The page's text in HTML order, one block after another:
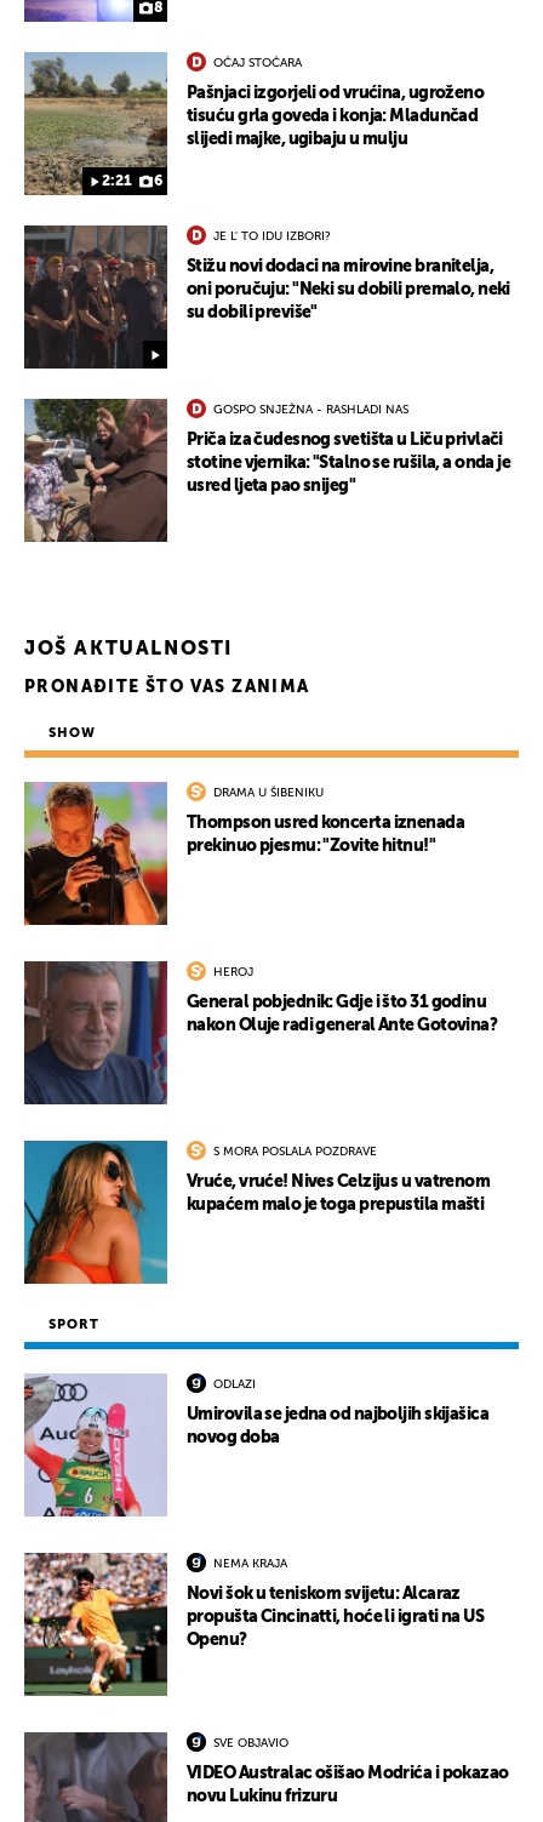
8
2:21 6
OČAJ STOČARA
Pašnjaci izgorjeli od vrućina, ugroženo
tisuću grla goveda i konja: Mladunčad
slijedi majke, ugibaju u mulju
JE L' TO IDU IZBORI?
Stižu novi dodaci na mirovine branitelja,
oni poručuju: "Neki su dobili premalo, neki
su dobili previše"
GOSPO SNJEŽNA - RASHLADI NAS
Priča iza čudesnog svetišta u Liču privlači
stotine vjernika: "Stalno se rušila, a onda je
usred ljeta pao snijeg"
JOŠ AKTUALNOSTI
PRONAĐITE ŠTO VAS ZANIMA
SHOW
DRAMA U ŠIBENIKU
Thompson usred koncerta iznenada
prekinuo pjesmu: "Zovite hitnu!"
HEROJ
General pobjednik: Gdje i što 31 godinu
nakon Oluje radi general Ante Gotovina?
S MORA POSLALA POZDRAVE
Vruće, vruće! Nives Celzijus u vatrenom
kupaćem malo je toga prepustila mašti
SPORT
ODLAZI
Umirovila se jedna od najboljih skijašica
novog doba
NEMA KRAJA
Novi šok u teniskom svijetu: Alcaraz
propušta Cincinatti, hoće li igrati na US
Openu?
SVE OBJAVIO
VIDEO Australac ošišao Modrića i pokazao
novu Lukinu frizuru
UKLJUČITE NOTIFIKACIJE